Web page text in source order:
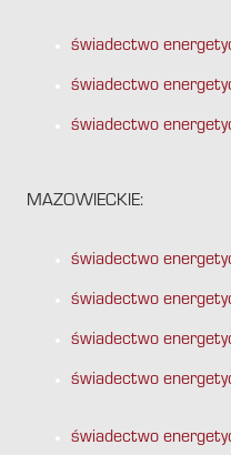
świadectwo
świadectwo
świadectwo
MAZOWIECKIE:
świadectwo
świadectwo
świadectwo
świadectwo
świadectwo